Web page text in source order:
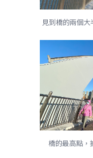
見到橋的兩個大
橋的最高點，